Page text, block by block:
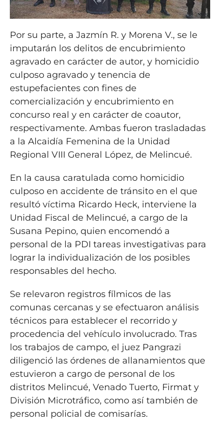
Por su parte, a Jazmín R. y Morena V., se le
imputarán los delitos de encubrimiento
agravado en carácter de autor, y homicidio
culposo agravado y tenencia de
estupefacientes con fines de
comercialización y encubrimiento en
concurso real y en carácter de coautor,
respectivamente. Ambas fueron trasladadas
a la Alcaidía Femenina de la Unidad
Regional VIII General López, de Melincué.
En la causa caratulada como homicidio
culposo en accidente de tránsito en el que
resultó víctima Ricardo Heck, interviene la
Unidad Fiscal de Melincué, a cargo de la
Susana Pepino, quien encomendó a
personal de la PDI tareas investigativas para
lograr la individualización de los posibles
responsables del hecho.
Se relevaron registros fílmicos de las
comunas cercanas y se efectuaron análisis
técnicos para establecer el recorrido y
procedencia del vehículo involucrado. Tras
los trabajos de campo, el juez Pangrazi
diligenció las órdenes de allanamientos que
estuvieron a cargo de personal de los
distritos Melincué, Venado Tuerto, Firmat y
División Microtráfico, como así también de
personal policial de comisarías.